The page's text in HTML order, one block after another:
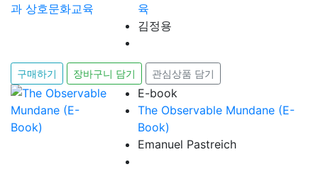
육
김정용
구매하기 장바구니 담기 관심상품 담기
E-book
The Observable Mundane (E-
Book)
Emanuel Pastreich